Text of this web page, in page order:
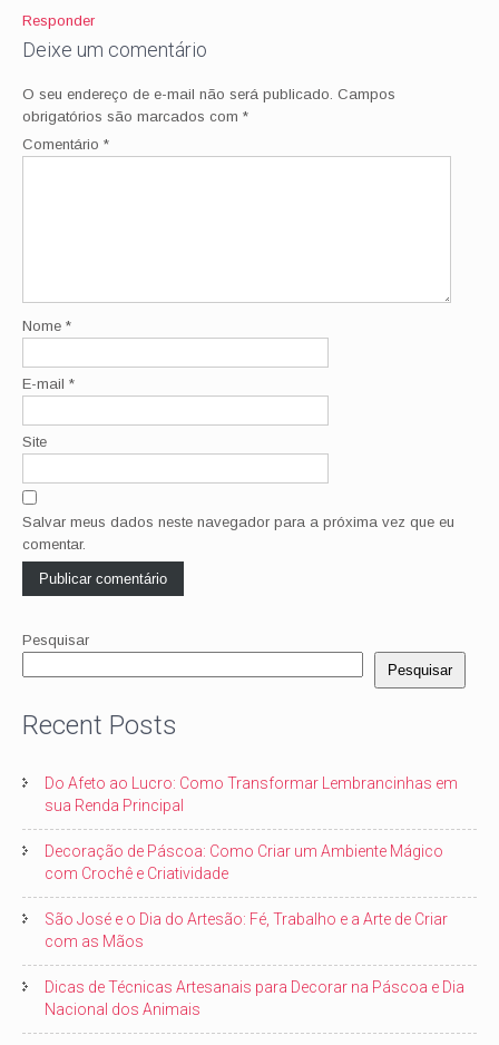
Responder
Deixe um comentário
O seu endereço de e-mail não será publicado. Campos
obrigatórios são marcados com *
Comentário *
Nome *
E-mail *
Site
Salvar meus dados neste navegador para a próxima vez que eu
comentar.
Pesquisar
Pesquisar
Recent Posts
Do Afeto ao Lucro: Como Transformar Lembrancinhas em
sua Renda Principal
Decoração de Páscoa: Como Criar um Ambiente Mágico
com Crochê e Criatividade
São José e o Dia do Artesão: Fé, Trabalho e a Arte de Criar
com as Mãos
Dicas de Técnicas Artesanais para Decorar na Páscoa e Dia
Nacional dos Animais